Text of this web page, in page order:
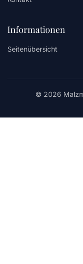
Informationen
Seitenübersicht
© 2026